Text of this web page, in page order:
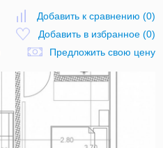
Добавить к сравнению (0)
Добавить в избранное(0)
Предложить свою цену